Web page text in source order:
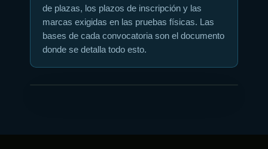
de plazas, los plazos de inscripción y las
marcas exigidas en las pruebas físicas. Las
bases de cada convocatoria son el documento
donde se detalla todo esto.